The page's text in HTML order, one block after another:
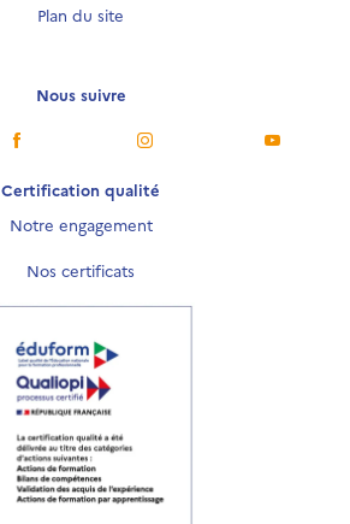
Plan du site
Nous suivre
Certification qualité
Notre engagement
Nos certificats